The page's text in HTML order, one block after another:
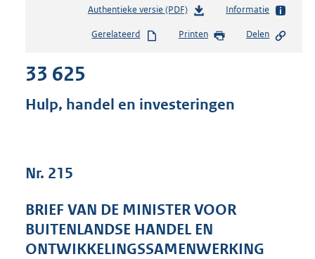
Authentieke versie (PDF)b
s
s
e
:
5
Informatie
Gerelateerd Printen Delen
33 625
Hulp, handel en investeringen
Nr. 215
BRIEF VAN DE MINISTER VOOR
BUITENLANDSE HANDEL EN
ONTWIKKELINGSSAMENWERKING